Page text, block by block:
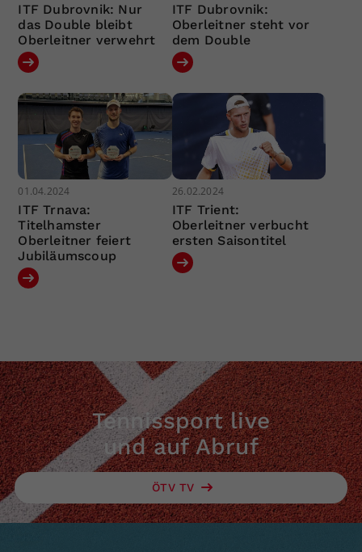
ITF Dubrovnik: Nur
das Double bleibt
Oberleitner verwehrt
ITF Dubrovnik:
Oberleitner steht vor
dem Double
01.04.2024
ITF Trnava:
Titelhamster
Oberleitner feiert
Jubiläumscoup
26.02.2024
ITF Trient:
Oberleitner verbucht
ersten Saisontitel
Tennissport live
und auf Abruf
ÖTV TV